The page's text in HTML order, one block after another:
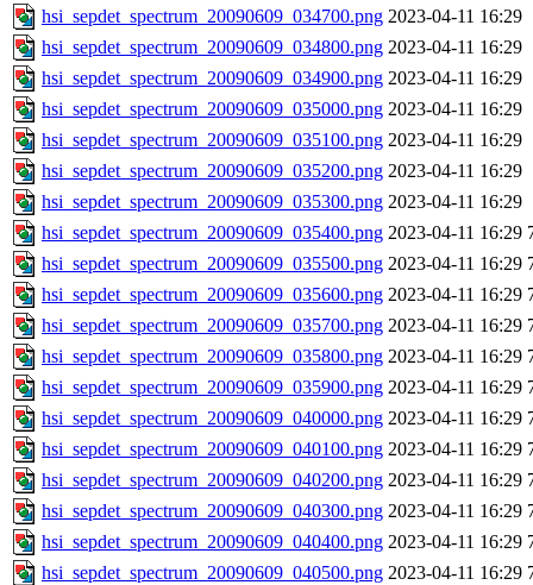
hsi_sepdet_spectrum_20090609_034700.png 2023-04-11 16:29
hsi_sepdet_spectrum_20090609_034800.png 2023-04-11 16:29
hsi_sepdet_spectrum_20090609_034900.png 2023-04-11 16:29
hsi_sepdet_spectrum_20090609_035000.png 2023-04-11 16:29
hsi_sepdet_spectrum_20090609_035100.png 2023-04-11 16:29
hsi_sepdet_spectrum_20090609_035200.png 2023-04-11 16:29
hsi_sepdet_spectrum_20090609_035300.png 2023-04-11 16:29
hsi_sepdet_spectrum_20090609_035400.png 2023-04-11 16:29
hsi_sepdet_spectrum_20090609_035500.png 2023-04-11 16:29
hsi_sepdet_spectrum_20090609_035600.png 2023-04-11 16:29
hsi_sepdet_spectrum_20090609_035700.png 2023-04-11 16:29
hsi_sepdet_spectrum_20090609_035800.png 2023-04-11 16:29
hsi_sepdet_spectrum_20090609_035900.png 2023-04-11 16:29
hsi_sepdet_spectrum_20090609_040000.png 2023-04-11 16:29
hsi_sepdet_spectrum_20090609_040100.png 2023-04-11 16:29
hsi_sepdet_spectrum_20090609_040200.png 2023-04-11 16:29
hsi_sepdet_spectrum_20090609_040300.png 2023-04-11 16:29
hsi_sepdet_spectrum_20090609_040400.png 2023-04-11 16:29
hsi_sepdet_spectrum_20090609_040500.png 2023-04-11 16:29